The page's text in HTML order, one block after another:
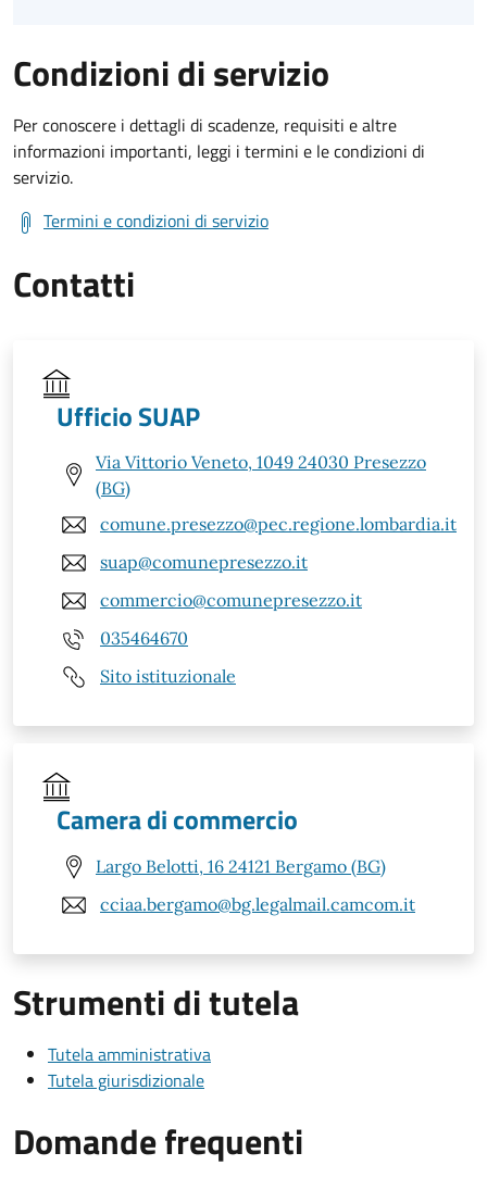
Condizioni di servizio
Per conoscere i dettagli di scadenze, requisiti e altre
informazioni importanti, leggi i termini e le condizioni di
servizio.
Termini e condizioni di servizio
Contatti
Ufficio SUAP
Via Vittorio Veneto, 1049 24030 Presezzo
(BG)
comune.presezzo@pec.regione.lombardia.it
suap@comunepresezzo.it
commercio@comunepresezzo.it
035464670
Sito istituzionale
Camera di commercio
Largo Belotti, 16 24121 Bergamo (BG)
cciaa.bergamo@bg.legalmail.camcom.it
Strumenti di tutela
Tutela amministrativa
Tutela giurisdizionale
Domande frequenti